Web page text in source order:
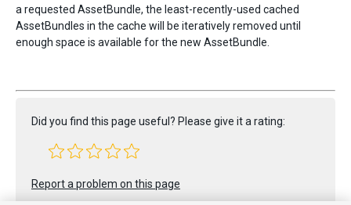
a requested AssetBundle, the least-recently-used cached
AssetBundles in the cache will be iteratively removed until
enough space is available for the new AssetBundle.
Did you find this page useful? Please give it a rating:
Report a problem on this page